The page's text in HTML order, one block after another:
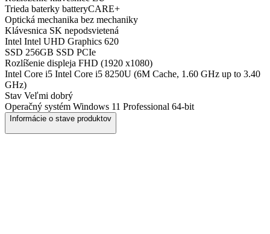
Trieda baterky batteryCARE+
Optická mechanika bez mechaniky
Klávesnica SK nepodsvietená
Intel Intel UHD Graphics 620
SSD 256GB SSD PCIe
Rozlíšenie displeja FHD (1920 x1080)
Intel Core i5 Intel Core i5 8250U (6M Cache, 1.60 GHz up to 3.40
GHz)
Stav Veľmi dobrý
Operačný systém Windows 11 Professional 64-bit
Informácie o stave produktov